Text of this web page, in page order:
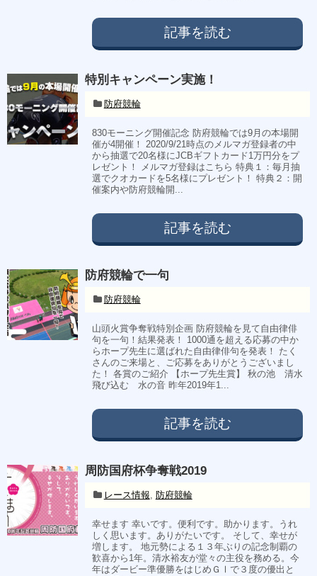
記事を読む
特別キャンペーン実施！
防府競輪
830モーニング開催記念 防府競輪では9月の本場開
催が4開催！ 2020/9/21時点のメルマガ登録者の中
から抽選で20名様にJCBギフトカード1万円分をプ
レゼント！ メルマガ登録はこちら 特典１：毎月抽
選でクオカードを5名様にプレゼント！ 特典２：開
催案内や防府競輪開...
記事を読む
防府競輪で一句
防府競輪
山頭火賞争奪戦特別企画 防府競輪を見て自由律俳
句を一句！結果発表！ 1000通を超える応募の中か
らホープ先生に選ばれた自由律俳句を発表！ たく
さんのご来場と、ご応募をありがとうございまし
た！ 各賞のご紹介 【ホープ先生賞】 秋の池 清水
飛び込む 水の音 昨年2019年1...
記事を読む
周防国府杯争奪戦2019
レース情報, 防府競輪
幸せます 幸いです。便利です。助かります。うれ
しく思います。ありがたいです。 そして、幸せが
増します。 地元勢による１３年ぶりの記念制覇の
歓喜から1年。清水裕友が堂々の主役を務める。今
年はダービー準優勝をはじめＧⅠで３度の優出と